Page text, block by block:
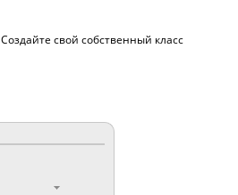
Создайте свой собственный класс